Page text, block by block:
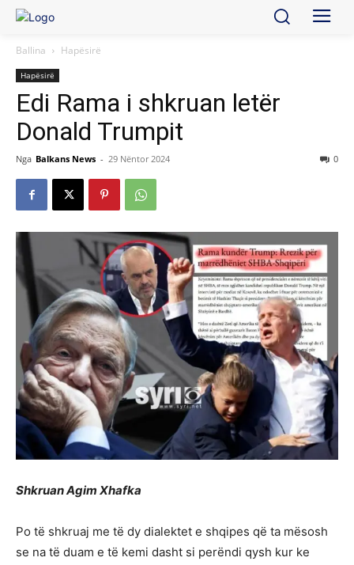
Ballina Hapësirë
Hapësirë
Edi Rama i shkruan letër
Donald Trumpit
Nga Balkans News - 29 Nëntor 2024 0
Shkruan Agim Xhafka
Po të shkruaj me të dy dialektet e shqipes që ta mësosh
se na të duam e të kemi dasht si perëndi qysh kur ke